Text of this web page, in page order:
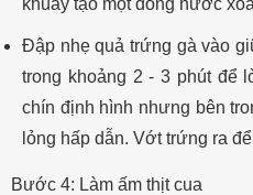
Đập nhẹ quả trứng gà vào
trong khoảng 2 - 3 phút để
chín định hình nhưng bên
lỏng hấp dẫn. Vớt trứng ra
Bước 4: Làm ấm thịt cua